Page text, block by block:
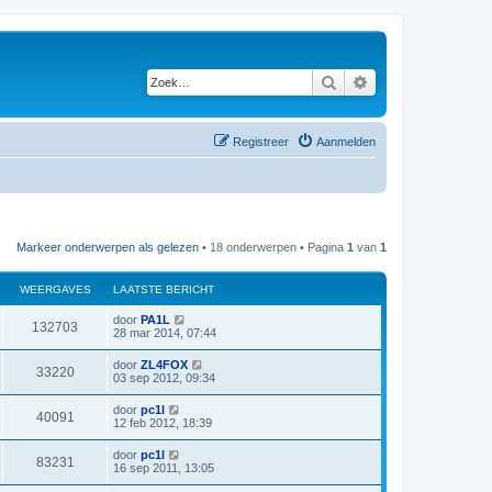
Zoek
Aanmelden
Registreer
Markeer onderwerpen als gelezen • 18 onderwerpen • Pagina 1 van 1
WEERGAVES LAATSTE BERICHT
132703
e
g
L
a
s
t
e
b
e
r
c
h
t
door PA1L
28 mar 2014, 07:44
33220W
e
g
L
a
s
t
e
b
e
r
door ZL4FOX
03 sep 2012, 09:34
40091
e
L
a
s
t
e
door pc1l
12 feb 2012, 18:39
83231
L
a
door pc1l
16 sep 2011, 13:05